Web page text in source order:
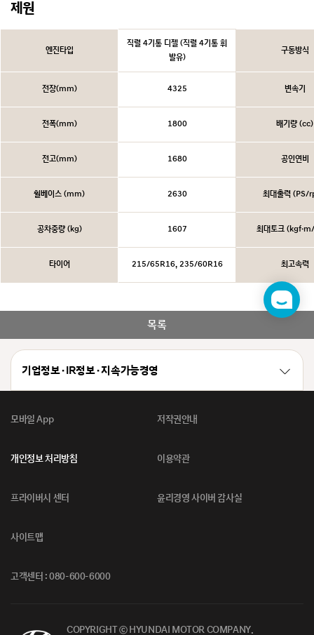
제원
엔진타입
직렬 4기통 디젤 (직렬 4기통 휘
발유)
구동방식
전장(mm) 4325 변속기
전폭(mm) 1800 배기량 (cc)
전고(mm) 1680 공인연비
휠베이스 (mm) 2630 최대출력 (PS/
공차중량 (kg) 1607 최대토크
타이어 215/65R16, 235/60R16 최고속력
목록
챗
봇
기업정보 · IR정보 · 지속가능경영
모바일 App 저작권안내
개인정보 처리방침 이용약관
프라이버시 센터 윤리경영 사이버 감사실
사이트맵
고객센터 : 080-600-6000
COPYRIGHT ⓒ HYUNDAI MOTOR COMPANY.